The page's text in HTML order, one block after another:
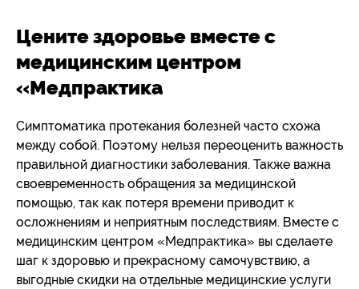
Цените здоровье вместе с
медицинским центром
«Медпрактика
Симптоматика протекания болезней часто схожа
между собой. Поэтому нельзя переоценить важность
правильной диагностики заболевания. Также важна
своевременность обращения за медицинской
помощью, так как потеря времени приводит к
осложнениям и неприятным последствиям. Вместе с
медицинским центром «Медпрактика» вы сделаете
шаг к здоровью и прекрасному самочувствию, а
выгодные скидки на отдельные медицинские услуги